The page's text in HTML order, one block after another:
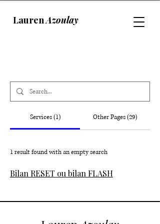
LaurenAzoulay
Services (1) Other Pages (29)
1 result found with an empty search
Bilan RESET ou bilan FLASH